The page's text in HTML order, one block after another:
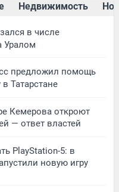
Недвижимость
в числе
Уралом
предложил помощь
Татарстане
Кемерова откроют
— ответ властей
PlayStation-5: в
новую игру